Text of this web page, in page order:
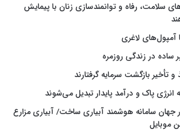
سلامت، رفاه و توانمندسازی زنان با پیمایش
آمپول‌های لاغری
ساده در زندگی روزمره
و تأخیر بازگشت سرمایه گرفتارند
پاک و درآمد پایدار تبدیل می‌شوند
جهان سامانه هوشمند آبیاری ساخت/ آبیاری مزارع
موبایل